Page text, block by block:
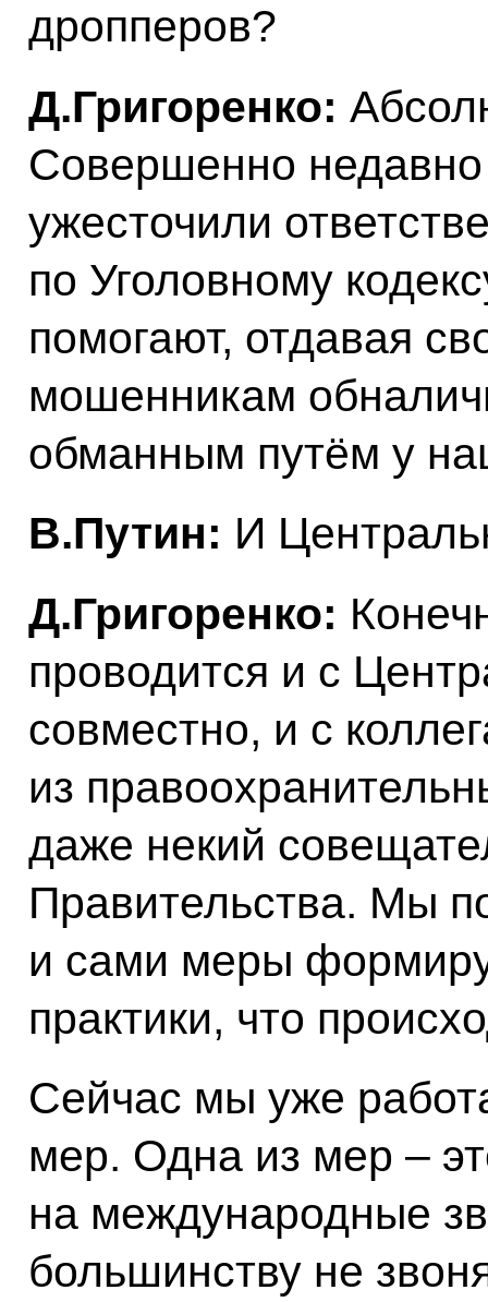
дропперов?
Д.Григоренко:
Совершенно
ужесточили
по Уголовному
помогают, отдавая
мошенникам
обманным путём у
В.Путин: И
Д.Григоренко:
проводится и с
совместно, и с
из
даже некий
Правительства. Мы
и сами меры
практики, что
Сейчас мы уже
мер. Одна из мер –
на международные
большинству не